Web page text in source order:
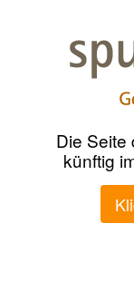
Die Seite
künftig